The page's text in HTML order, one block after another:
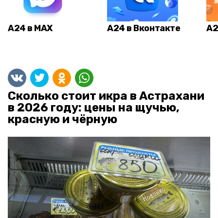
А24 в MAX А24 в Вконтакте
Сколько стоит икра в Астрахани
в 2026 году: цены на щучью,
красную и чёрную